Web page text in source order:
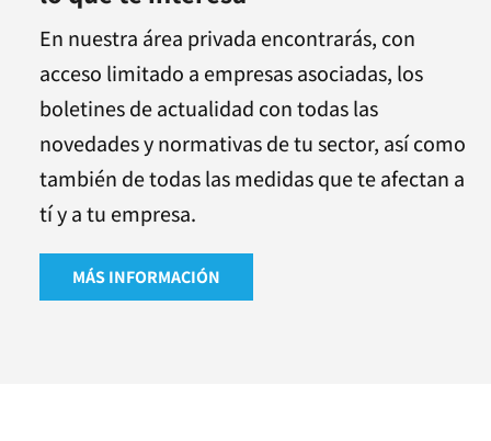
En nuestra área privada encontrarás, con
acceso limitado a empresas asociadas, los
boletines de actualidad con todas las
novedades y normativas de tu sector, así como
también de todas las medidas que te afectan a
tí y a tu empresa.
MÁS INFORMACIÓN